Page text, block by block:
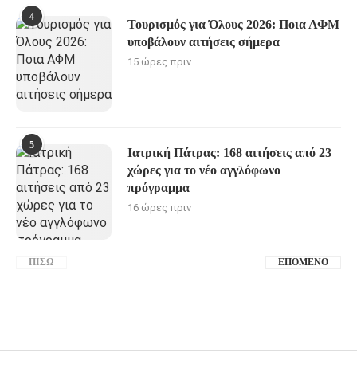
4
Τουρισμός για Όλους 2026: Ποια ΑΦΜ
υποβάλουν αιτήσεις σήμερα
15 ώρες πριν
5
Ιατρική Πάτρας: 168 αιτήσεις από 23
χώρες για το νέο αγγλόφωνο
πρόγραμμα
16 ώρες πριν
ΠΊΣΩ ΕΠΌΜΕΝΟ